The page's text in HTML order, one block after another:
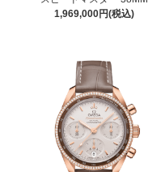
1,969,000円(税込)